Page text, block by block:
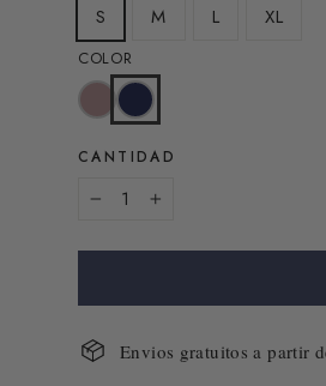
S M L XL
COLOR
CANTIDAD
+
Envios gratuitos a partir